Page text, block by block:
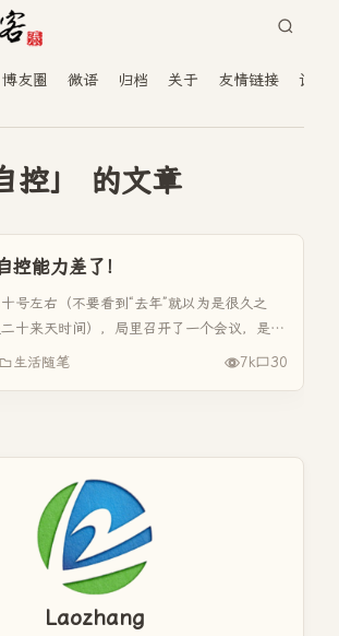
博友圈 微语 归档 关于 友情链接 读者
控」 的文章
控能力差了！
号左右（不要看到“去年”就以为是很久之
十来天时间），局里召开了一个会议，是关
代课教师续养老保险的事。虽然会议时间短
生活随笔 7k 30
Laozhang